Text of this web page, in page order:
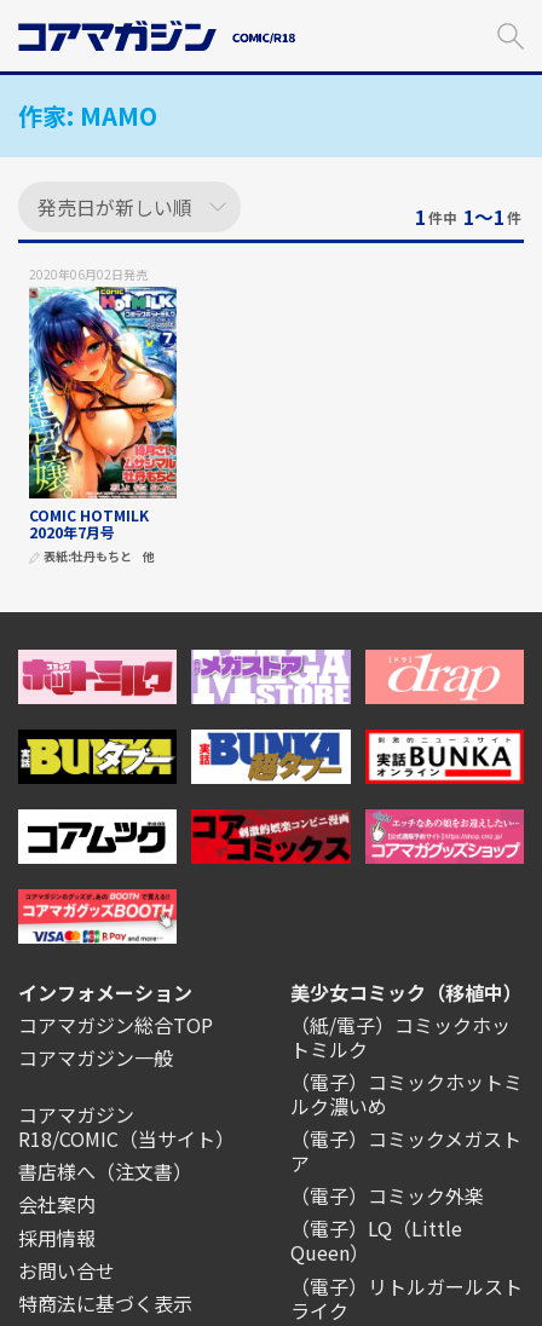
ン
作家: MAMO
1件中 1〜1件
2020年06月02日発売
COMIC HOTMILK
2020年7月号
表紙:牡丹もちと 他
インフォメーション
コアマガジン総合TOP
コアマガジン一般
コアマガジン
R18/COMIC （当サイト）
書店様へ（注文書）
会社案内
採用情報
お問い合せ
特商法に基づく表示
美少女コミック（移植中）
（紙/電子）コミックホッ
トミルク
（電子）コミックホットミ
ルク濃いめ
（電子）コミックメガスト
ア
（電子）コミック外楽
（電子）LQ（Little
Queen）
（電子）リトルガールスト
ライク